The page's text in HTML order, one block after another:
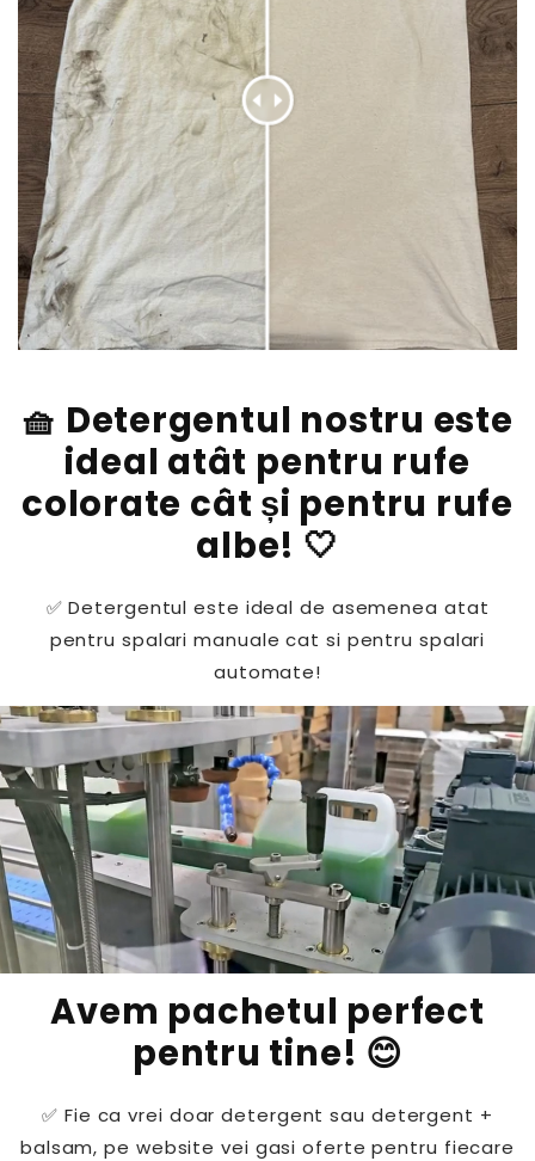
x
e
x
e
🧺 Detergentul nostru este
ideal atât pentru rufe
colorate cât și pentru rufe
albe! 🤍
✅ Detergentul este ideal de asemenea atat
pentru spalari manuale cat si pentru spalari
automate!
Avem pachetul perfect
pentru tine! 😊
✅ Fie ca vrei doar detergent sau detergent +
balsam, pe website vei gasi oferte pentru fiecare